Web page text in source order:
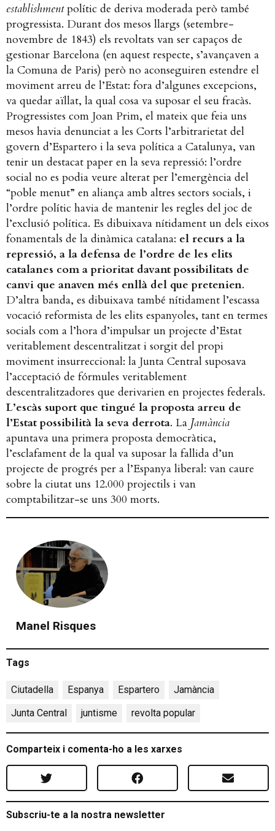
establishmentpolític de deriva moderada però també
progressista. Durant dos mesos llargs (setembre-
novembre de 1843) els revoltats van ser capaços de
gestionar Barcelona (en aquest respecte, s’avançaven a
la Comuna de Paris) però no aconseguiren estendre el
moviment arreu de l’Estat: fora d’algunes excepcions,
va quedar aïllat, la qual cosa va suposar el seu fracàs.
Progressistes com Joan Prim, el mateix que feia uns
mesos havia denunciat a les Corts l’arbitrarietat del
govern d’Espartero i la seva política a Catalunya, van
tenir un destacat paper en la seva repressió: l’ordre
social no es podia veure alterat per l’emergència del
“poble menut” en aliança amb altres sectors socials, i
l’ordre polític havia de mantenir les regles del joc de
l’exclusió política. Es dibuixava nítidament un dels eixos
fonamentals de la dinàmica catalana: el recurs a la
repressió, a la defensa de l’ordre de les elits
catalanes com a prioritat davant possibilitats de
canvi que anaven més enllà del que pretenien.
D’altra banda, es dibuixava també nítidament l’escassa
vocació reformista de les elits espanyoles, tant en termes
socials com a l’hora d’impulsar un projecte d’Estat
veritablement descentralitzat i sorgit del propi
moviment insurreccional: la Junta Central suposava
l’acceptació de fórmules veritablement
descentralitzadores que derivarien en projectes federals.
L’escàs suport que tingué la proposta arreu de
l’Estat possibilità la seva derrota. La Jamància
apuntava una primera proposta democràtica,
l’esclafament de la qual va suposar la fallida d’un
projecte de progrés per a l’Espanya liberal: van caure
sobre la ciutat uns 12.000 projectils i van
comptabilitzar-se uns 300 morts.
Manel Risques
Tags
Ciutadella Espanya Espartero Jamància
Junta Central
juntisme revolta popular
Comparteix i comenta-ho a les xarxes
Subscriu-te a la nostra newsletter